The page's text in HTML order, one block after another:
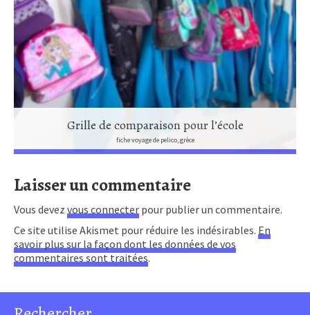
Grille de comparaison pour l’école
fiche voyage de pelico, grèce
Laisser un commentaire
Vous devez vous connecter pour publier un commentaire.
Ce site utilise Akismet pour réduire les indésirables. En
savoir plus sur la façon dont les données de vos
commentaires sont traitées.